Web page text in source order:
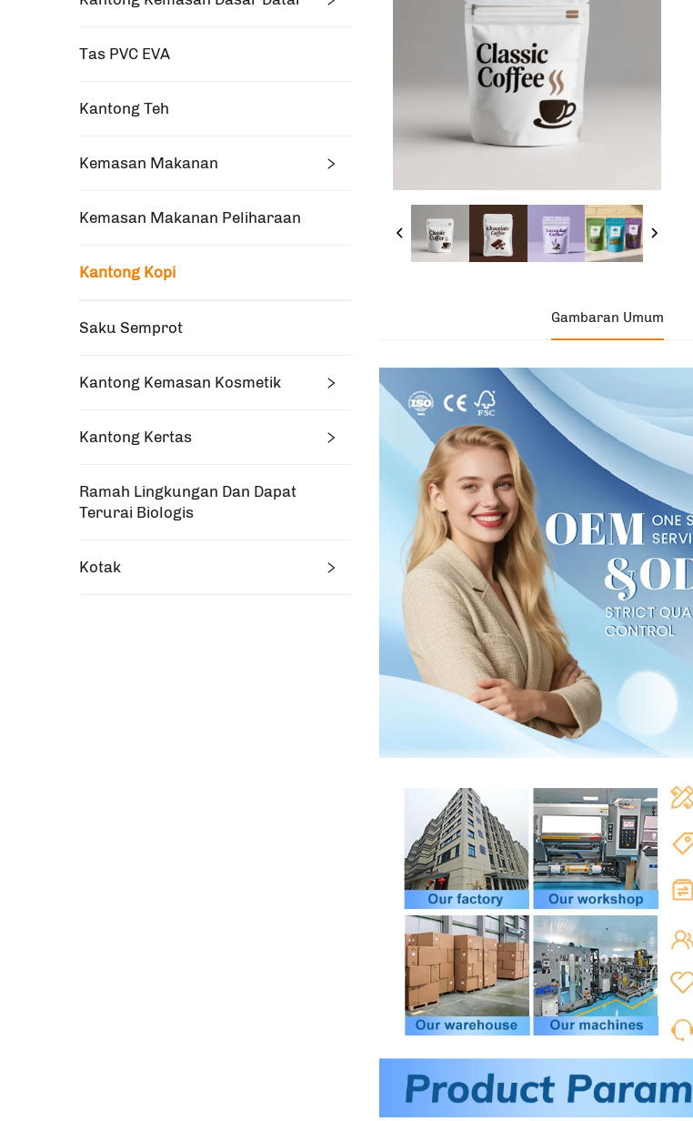
Tas PVC EVA
Kantong Teh
Kemasan Makanan
Kemasan Makanan Peliharaan
Kantong Kopi
Saku Semprot
Kantong Kemasan Kosmetik
Kantong Kertas
Ramah Lingkungan Dan Dapat
Terurai Biologis
Kotak
Gambaran Umum